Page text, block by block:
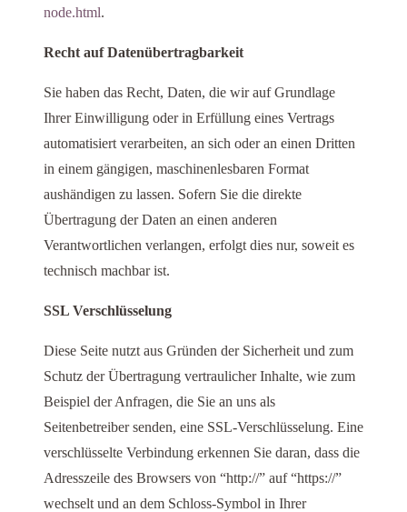
node.html.
Recht auf Datenübertragbarkeit
Sie haben das Recht, Daten, die wir auf Grundlage
Ihrer Einwilligung oder in Erfüllung eines Vertrags
automatisiert verarbeiten, an sich oder an einen Dritten
in einem gängigen, maschinenlesbaren Format
aushändigen zu lassen. Sofern Sie die direkte
Übertragung der Daten an einen anderen
Verantwortlichen verlangen, erfolgt dies nur, soweit es
technisch machbar ist.
SSL Verschlüsselung
Diese Seite nutzt aus Gründen der Sicherheit und zum
Schutz der Übertragung vertraulicher Inhalte, wie zum
Beispiel der Anfragen, die Sie an uns als
Seitenbetreiber senden, eine SSL-Verschlüsselung. Eine
verschlüsselte Verbindung erkennen Sie daran, dass die
Adresszeile des Browsers von “http://” auf “https://”
wechselt und an dem Schloss-Symbol in Ihrer